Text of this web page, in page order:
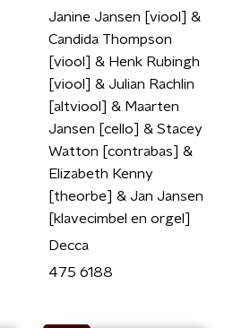
Janine Jansen [viool] &
Candida Thompson
[viool] & Henk Rubingh
[viool] & Julian Rachlin
[altviool] & Maarten
Jansen [cello] & Stacey
Watton [contrabas] &
Elizabeth Kenny
[theorbe] & Jan Jansen
[klavecimbel en orgel]
Decca
475 6188